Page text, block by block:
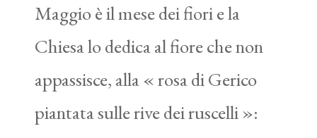
Maggio è il mese dei fiori e la
Chiesa lo dedica al fiore che non
appassisce, alla « rosa di Gerico
piantata sulle rive dei ruscelli »: